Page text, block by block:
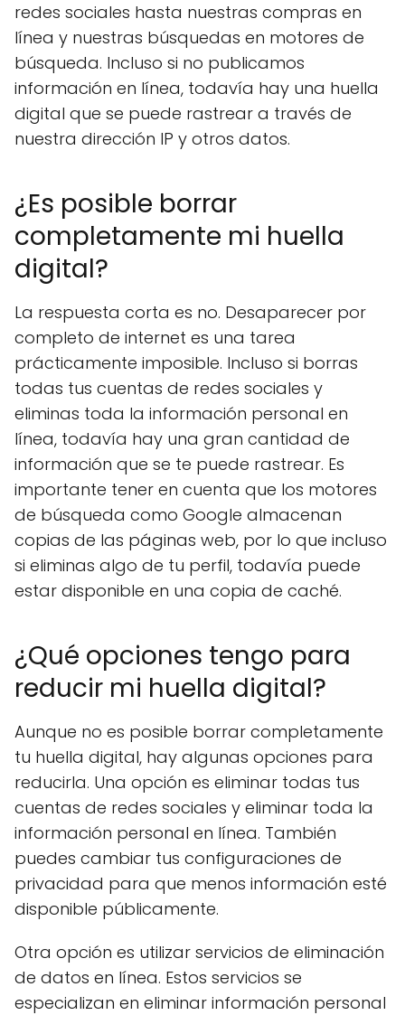
redes sociales hasta nuestras compras en
línea y nuestras búsquedas en motores de
búsqueda. Incluso si no publicamos
información en línea, todavía hay una huella
digital que se puede rastrear a través de
nuestra dirección IP y otros datos.
¿Es posible borrar
completamente mi huella
digital?
La respuesta corta es no. Desaparecer por
completo de internet es una tarea
prácticamente imposible. Incluso si borras
todas tus cuentas de redes sociales y
eliminas toda la información personal en
línea, todavía hay una gran cantidad de
información que se te puede rastrear. Es
importante tener en cuenta que los motores
de búsqueda como Google almacenan
copias de las páginas web, por lo que incluso
si eliminas algo de tu perfil, todavía puede
estar disponible en una copia de caché.
¿Qué opciones tengo para
reducir mi huella digital?
Aunque no es posible borrar completamente
tu huella digital, hay algunas opciones para
reducirla. Una opción es eliminar todas tus
cuentas de redes sociales y eliminar toda la
información personal en línea. También
puedes cambiar tus configuraciones de
privacidad para que menos información esté
disponible públicamente.
Otra opción es utilizar servicios de eliminación
de datos en línea. Estos servicios se
especializan en eliminar información personal